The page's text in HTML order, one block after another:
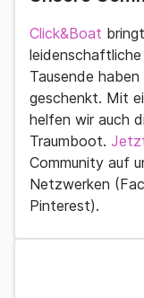
Click&Boat
Tausende
geschenkt. Mit
helfen wir auch
Traumboot.
Community auf
Netzwerken
Pinterest).